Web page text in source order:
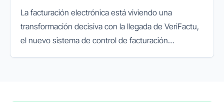
La facturación electrónica está viviendo una
transformación decisiva con la llegada de VeriFactu,
el nuevo sistema de control de facturación